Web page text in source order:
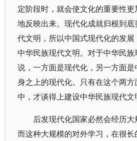
定阶段时，就会使文化的重要性
地反映出来。现代化成就归根到
代文明，所以中国式现代化的发
中华民族现代文明。对于中华民
说，一方面是现代化，另一方面
身之上的现代化。只有在这个两
中，才谈得上建设中华民族现代文
后发现代化国家必然会经历大
而这种大规模的对外学习，在很